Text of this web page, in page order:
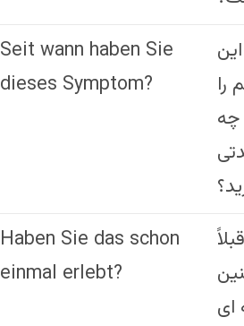
Seit wann haben Sie
dieses Symptom?
این
را
چه
Haben Sie das schon
einmal erlebt?
ای